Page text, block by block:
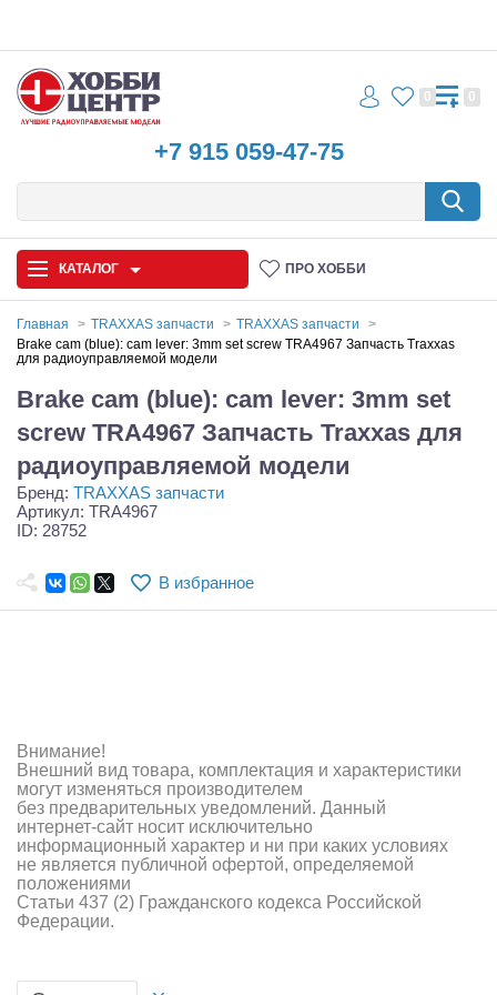
+7 915 059-47-75
0 0
КАТАЛОГ ПРО ХОББИ
Автомодели
Запчасти и аксессуары
Игрушки
Самолеты
Судомодели
Зарядные устройства и блоки питания
Двигатели
Технические жидкости
Инструмент,измерительные приборы,расходники
Главная TRAXXAS запчасти
TRAXXAS запчасти
Brake cam (blue): cam lever: 3mm set screw TRA4967 Запчасть Traxxas
для радиоуправляемой модели
Brake cam (blue): cam lever: 3mm set
screw TRA4967 Запчасть Traxxas для
радиоуправляемой модели
Бренд: TRAXXAS запчасти
Артикул: TRA4967
ID: 28752
В избранное
Внимание!
Внешний вид товара, комплектация и характеристики
могут изменяться производителем
без предварительных уведомлений. Данный
интернет-сайт носит исключительно
информационный характер и ни при каких условиях
не является публичной офертой, определяемой
положениями
Статьи 437 (2) Гражданского кодекса Российской
Федерации.